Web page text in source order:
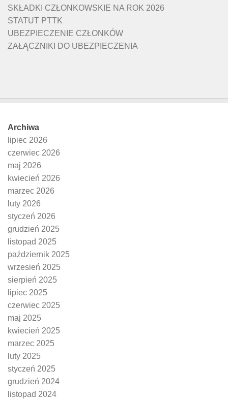
SKŁADKI CZŁONKOWSKIE NA ROK 2026
STATUT PTTK
UBEZPIECZENIE CZŁONKÓW
ZAŁĄCZNIKI DO UBEZPIECZENIA
Archiwa
lipiec 2026
czerwiec 2026
maj 2026
kwiecień 2026
marzec 2026
luty 2026
styczeń 2026
grudzień 2025
listopad 2025
październik 2025
wrzesień 2025
sierpień 2025
lipiec 2025
czerwiec 2025
maj 2025
kwiecień 2025
marzec 2025
luty 2025
styczeń 2025
grudzień 2024
listopad 2024